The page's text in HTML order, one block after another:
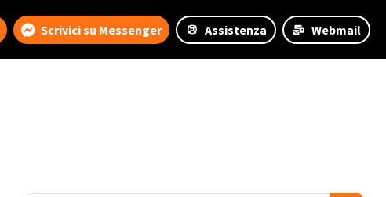
Scrivici su Messenger Assistenza Webmail